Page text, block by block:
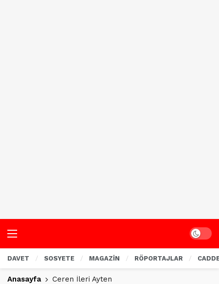
Dark
DAVET SOSYETE MAGAZİN RÖPORTAJLAR
Anasayfa Ceren İleri Ayten